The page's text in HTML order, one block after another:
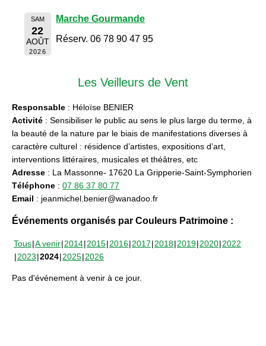
SAM
22
AOÛT
2026
Marche Gourmande
Réserv. 06 78 90 47 95
Les Veilleurs de Vent
Responsable : Héloïse BENIER
Activité : Sensibiliser le public au sens le plus large du terme, à
la beauté de la nature par le biais de manifestations diverses à
caractère culturel : résidence d’artistes, expositions d’art,
interventions littéraires, musicales et théâtres, etc
Adresse : La Massonne- 17620 La Gripperie-Saint-Symphorien
Téléphone : 07 86 37 80 77
Email : jeanmichel.benier@wanadoo.fr
Événements organisés par Couleurs Patrimoine :
Tous A venir 2014 2015 2016 2017 2018 2019 2020 2022
2023 2024 2025 2026
Pas d'événement à venir à ce jour.